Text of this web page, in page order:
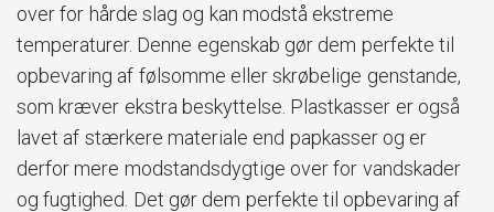
over for hårde slag og kan modstå ekstreme
temperaturer. Denne egenskab gør dem perfekte til
opbevaring af følsomme eller skrøbelige genstande,
som kræver ekstra beskyttelse. Plastkasser er også
lavet af stærkere materiale end papkasser og er
derfor mere modstandsdygtige over for vandskader
og fugtighed. Det gør dem perfekte til opbevaring af